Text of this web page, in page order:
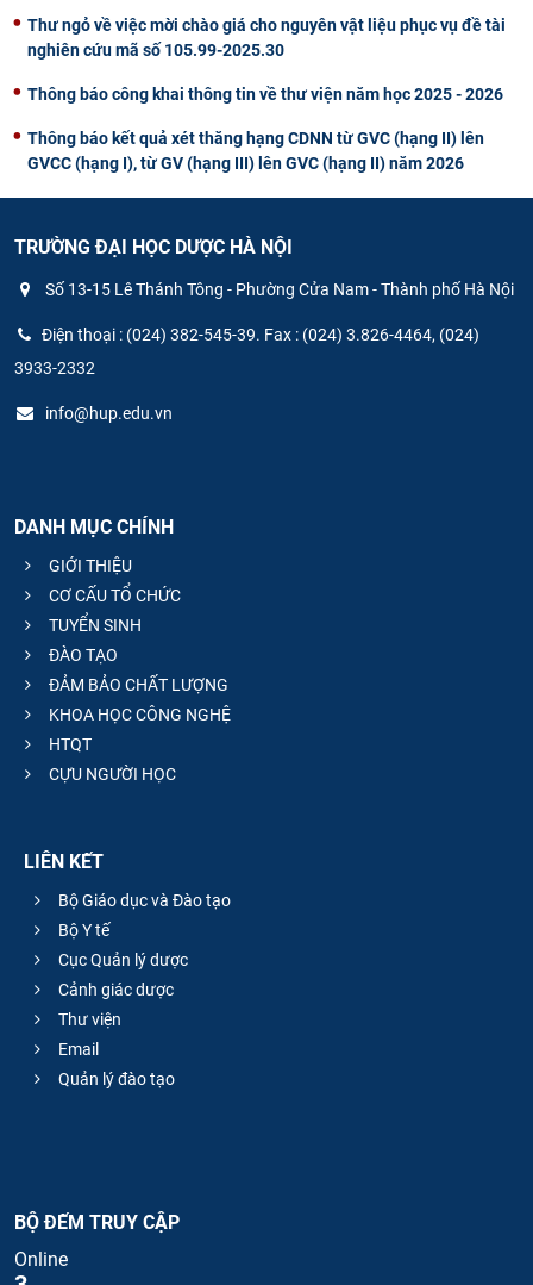
Thư ngỏ về việc mời chào giá cho nguyên vật liệu phục vụ đề tài
nghiên cứu mã số 105.99-2025.30
Thông báo công khai thông tin về thư viện năm học 2025 - 2026
Thông báo kết quả xét thăng hạng CDNN từ GVC (hạng II) lên
GVCC (hạng I), từ GV (hạng III) lên GVC (hạng II) năm 2026
TRƯỜNG ĐẠI HỌC DƯỢC HÀ NỘI
Số 13-15 Lê Thánh Tông - Phường Cửa Nam - Thành phố Hà Nội
Điện thoại : (024) 382-545-39. Fax : (024) 3.826-4464, (024)
3933-2332
info@hup.edu.vn
DANH MỤC CHÍNH
GIỚI THIỆU
CƠ CẤU TỔ CHỨC
TUYỂN SINH
ĐÀO TẠO
ĐẢM BẢO CHẤT LƯỢNG
KHOA HỌC CÔNG NGHỆ
HTQT
CỰU NGƯỜI HỌC
LIÊN KẾT
Bộ Giáo dục và Đào tạo
Bộ Y tế
Cục Quản lý dược
Cảnh giác dược
Thư viện
Email
Quản lý đào tạo
BỘ ĐẾM TRUY CẬP
Online